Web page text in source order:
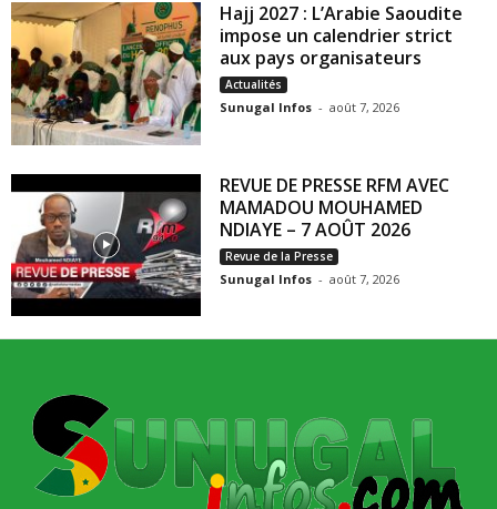
Hajj 2027 : L’Arabie Saoudite
impose un calendrier strict
aux pays organisateurs
Actualités
Sunugal Infos - août 7, 2026
REVUE DE PRESSE RFM AVEC
MAMADOU MOUHAMED
NDIAYE – 7 AOÛT 2026
Revue de la Presse
Sunugal Infos - août 7, 2026